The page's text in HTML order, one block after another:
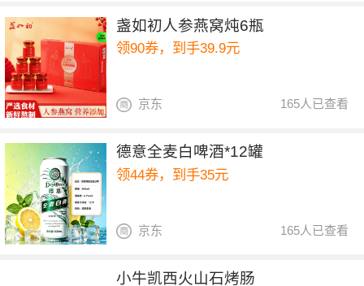
盏如初人参燕窝炖6瓶
领90券，到手39.9元
165人已查看
京东
德意全麦白啤酒*12罐
领44券，到手35元
165人已查看
京东
小牛凯西火山石烤肠